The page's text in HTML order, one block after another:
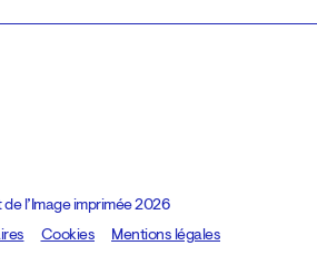
l’Image imprimée 2026
, code:8080.studio
Cookies Mentions légales